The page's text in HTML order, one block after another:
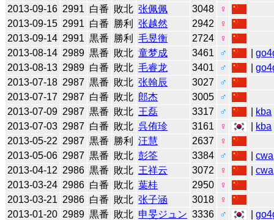
2013-09-16 2991 白番 敗北 张佩佩 3048
♀
2013-09-15 2991 白番 勝利 张越然 2942
♀
2013-09-14 2991 黒番 勝利 毛昱衡 2724
♀
2013-08-14 2989 黒番 敗北 童梦成 3461 ♂ |
2013-08-13 2989 白番 敗北 毛睿龙 3401 ♂ |
2013-07-18 2987 黒番 敗北 张翰辰 3027
♂
2013-07-17 2987 白番 敗北 郎杰 3005
♂
2013-07-09 2987 黒番 敗北 王磊 3317 ♂ kba
2013-07-03 2987 白番 敗北 呉侑珍 3161 ♀ kba
2013-05-22 2987 黒番 勝利 汪慧 2637
♀
2013-05-06 2987 黒番 敗北 彭筌 3384 ♂ |cwa
2013-04-12 2986 黒番 敗北 王祥云 3072 ♀ |cwa
2013-03-24 2986 白番 敗北 葉桂 2950
♀
2013-03-21 2986 白番 敗北 张子涵 3018
♀
2013-01-20 2989 黒番 敗北 申旻ジュン 3336 ♂ |